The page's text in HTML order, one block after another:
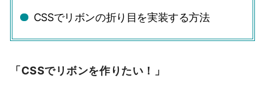
CSSでリボンの折り目を実装する方法
「CSSでリボンを作りたい！」